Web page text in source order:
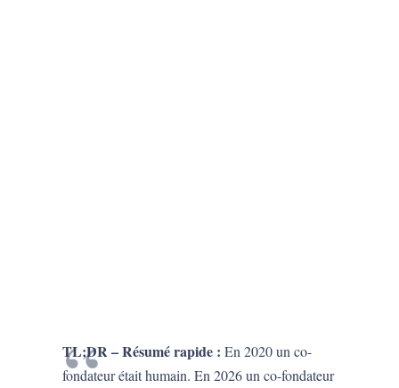
TL;DR – Résumé rapide : En 2020 un co-
fondateur était humain. En 2026 un co-fondateur